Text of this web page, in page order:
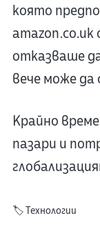
която
отказваше
вече може да
Крайно
пазари и
🏷️Технологии